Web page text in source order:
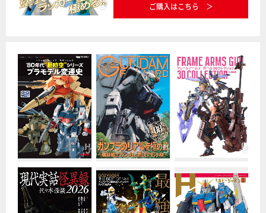
ご購入はこちら